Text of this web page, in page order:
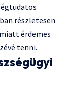
részletesen
érdemes
tenni.